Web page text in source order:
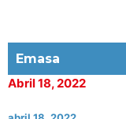
Emasa
Abril 18, 2022